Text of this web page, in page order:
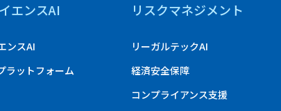
エンスAI
ンスAI
ラットフォーム
リスクマネジメント
リーガルテックAI
経済安全保障
コンプライアンス支援